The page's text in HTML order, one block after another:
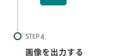
STEP
画像を出力する